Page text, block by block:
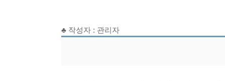
♣ 작성자 : 관리자